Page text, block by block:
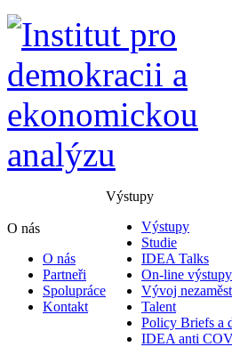
O nás
O nás
Partneři
Spolupráce
Kontakt
Výstupy
Výstupy
Studie
IDEA Talks
On-line výstupy
Vývoj
Talent
Policy Briefs a
IDEA anti